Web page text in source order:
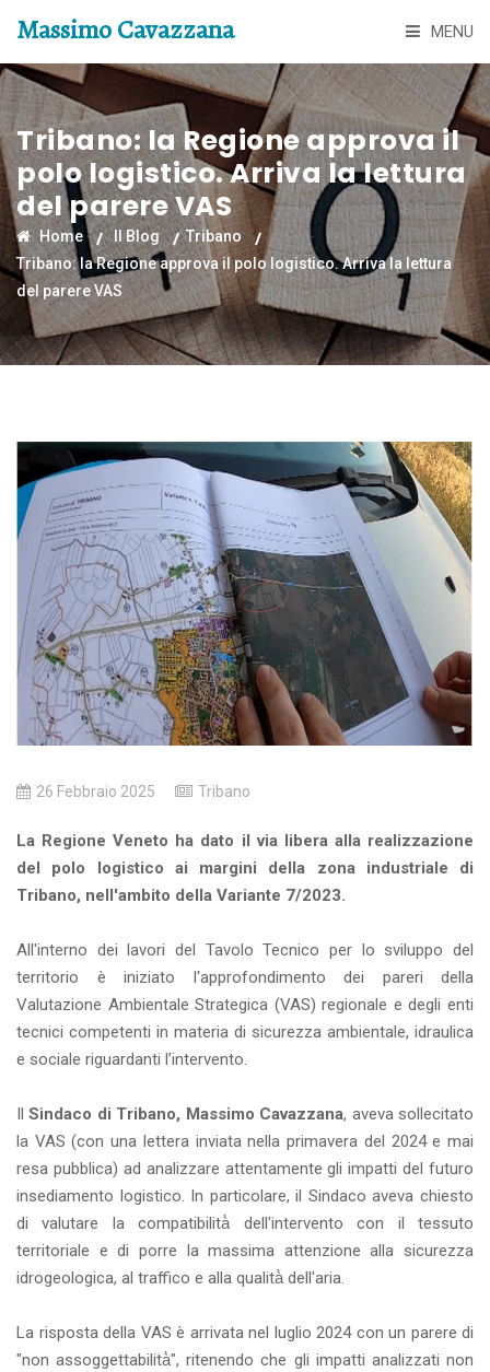
Massimo Cavazzana MENU
Tribano: la Regione approva il
polo logistico. Arriva la lettura
del parere VAS
Home Il Blog
Tribano
Tribano: la Regione approva il polo logistico. Arriva la lettura
del parere VAS
26 Febbraio 2025 Tribano
La Regione Veneto ha dato il via libera alla realizzazione
del polo logistico ai margini della zona industriale di
Tribano, nell'ambito della Variante 7/2023.
All'interno dei lavori del Tavolo Tecnico per lo sviluppo del
territorio è iniziato l'approfondimento dei pareri della
Valutazione Ambientale Strategica (VAS) regionale e degli enti
tecnici competenti in materia di sicurezza ambientale, idraulica
e sociale riguardanti l’intervento.
IlSindaco di Tribano, Massimo Cavazzana, aveva sollecitato
la VAS (con una lettera inviata nella primavera del 2024 e mai
resa pubblica) ad analizzare attentamente gli impatti del futuro
insediamento logistico. In particolare, il Sindaco aveva chiesto
di valutare la compatibilità̀ dell'intervento con il tessuto
territoriale e di porre la massima attenzione alla sicurezza
idrogeologica, al traffico e alla qualità̀ dell'aria.
La risposta della VAS è arrivata nel luglio 2024 con un parere di
"non assoggettabilità̀", ritenendo che gli impatti analizzati non